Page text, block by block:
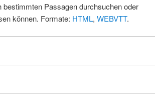
Passagen durchsuchen oder
können. Formate: HTML, WEBVTT.